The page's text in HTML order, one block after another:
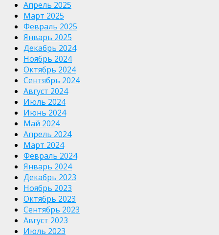
Апрель 2025
Март 2025
Февраль 2025
Январь 2025
Декабрь 2024
Ноябрь 2024
Октябрь 2024
Сентябрь 2024
Август 2024
Июль 2024
Июнь 2024
Май 2024
Апрель 2024
Март 2024
Февраль 2024
Январь 2024
Декабрь 2023
Ноябрь 2023
Октябрь 2023
Сентябрь 2023
Август 2023
Июль 2023